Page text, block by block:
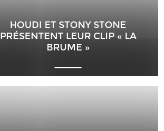
HOUDI ET STONY STONE
PRÉSENTENT LEUR CLIP « LA
BRUME »